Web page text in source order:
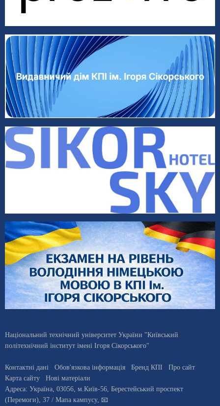
Національний технічний університет України "Київський
політехнічний інститут імені Ігоря Сікорського"
Контактні дані Обов'язкова інформація Бренд КПІ
Про сайт
Карта сайту
Нові матеріали
Адреса: Україна, 03056, м.Київ-56, Берестейський проспект
(Перемоги), 37 / Мапа кампусу, 📧